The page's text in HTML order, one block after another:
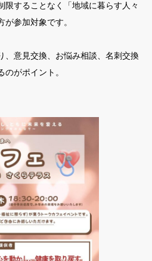
限することなく「地域に暮らす人々
参加対象です。
、意見交換、お悩み相談、名刺交換
がポイント。